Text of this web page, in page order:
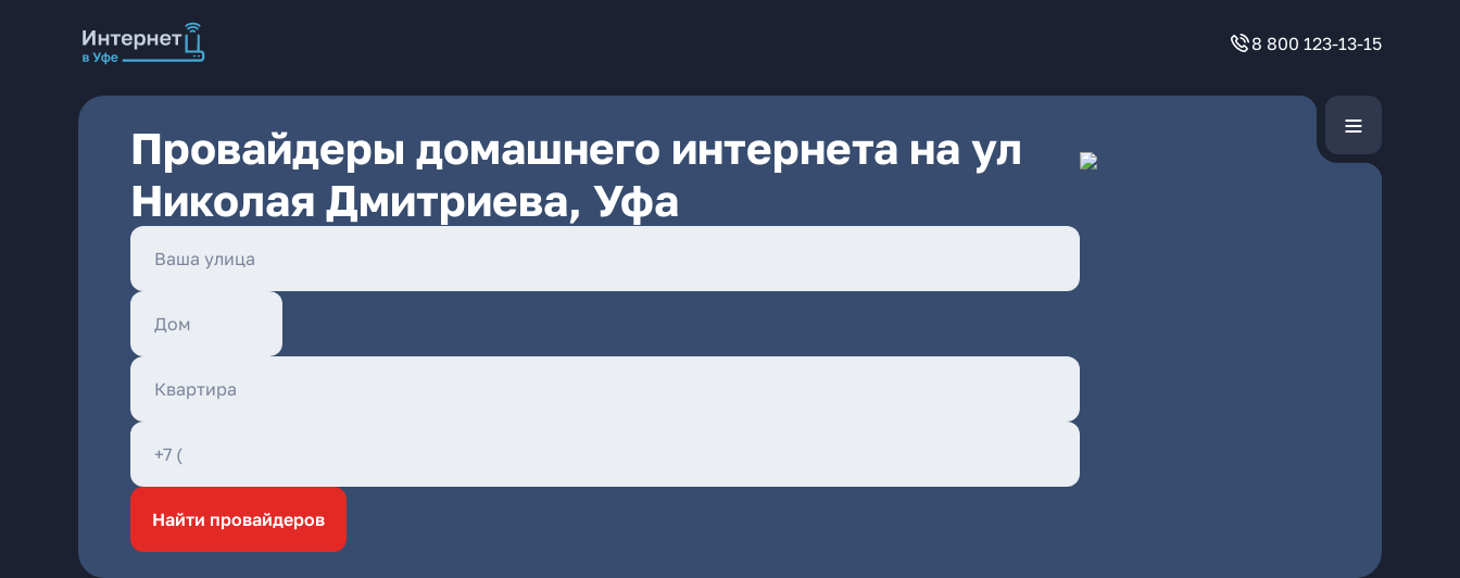
8 800 123-13-15
Провайдеры домашнего интернета на ул
Николая Дмитриева, Уфа
Найти провайдеров